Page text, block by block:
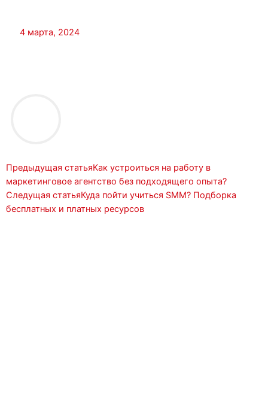
4 марта, 2024
Prev
Предыдущая статьяКак устроиться на работу в
маркетинговое агентство без подходящего опыта?
Следущая статьяКуда пойти учиться SMM? Подборка
бесплатных и платных ресурсов
Next